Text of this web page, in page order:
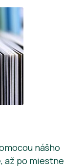
nášho
až po miestne